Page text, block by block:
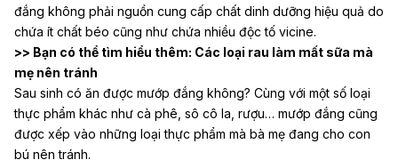
đắng không phải nguồn cung cấp chất dinh dưỡng hiệu quả do
chứa ít chất béo cũng như chứa nhiều độc tố vicine.
>> Bạn có thể tìm hiểu thêm: Các loại rau làm mất sữa mà
mẹ nên tránh
Sau sinh có ăn được mướp đắng không? Cùng với một số loại
thực phẩm khác như cà phê, sô cô la, rượu… mướp đắng cũng
được xếp vào những loại thực phẩm mà bà mẹ đang cho con
bú nên tránh.